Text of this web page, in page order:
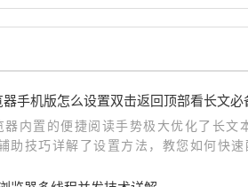
手机版怎么设置双击返回顶部看长文必
器内置的便捷阅读手势极大优化了长文
助技巧详解了设置方法，教您如何快速